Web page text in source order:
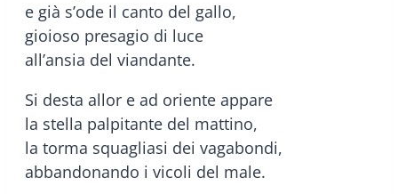
e già s’ode il canto del gallo,
gioioso presagio di luce
all’ansia del viandante.
Si desta allor e ad oriente appare
la stella palpitante del mattino,
la torma squagliasi dei vagabondi,
abbandonando i vicoli del male.